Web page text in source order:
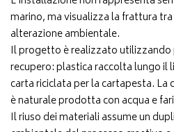
marino, ma visualizza la frattura
alterazione ambientale.
Il progetto è realizzato
recupero: plastica raccolta lungo il
carta riciclata per la cartapesta.
è naturale prodotta con acqua e
Il riuso dei materiali assume un